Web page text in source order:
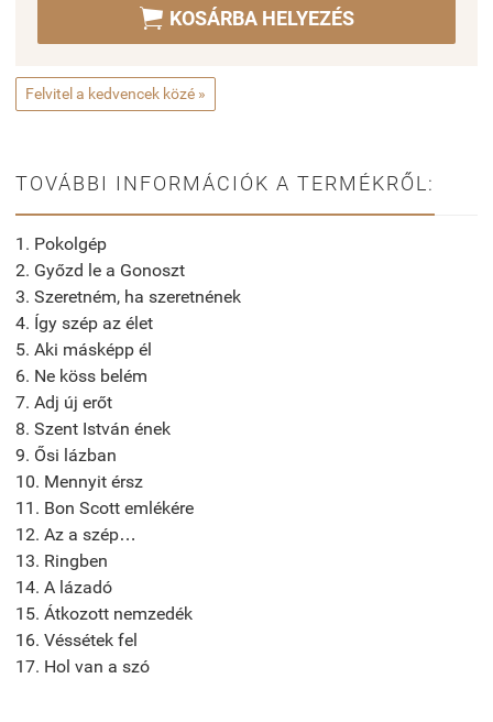
 KOSÁRBA HELYEZÉS
Felvitel a kedvencek közé »
TOVÁBBI INFORMÁCIÓK A TERMÉKRŐL:
1. Pokolgép
2. Győzd le a Gonoszt
3. Szeretném, ha szeretnének
4. Így szép az élet
5. Aki másképp él
6. Ne köss belém
7. Adj új erőt
8. Szent István ének
9. Ősi lázban
10. Mennyit érsz
11. Bon Scott emlékére
12. Az a szép…
13. Ringben
14. A lázadó
15. Átkozott nemzedék
16. Véssétek fel
17. Hol van a szó